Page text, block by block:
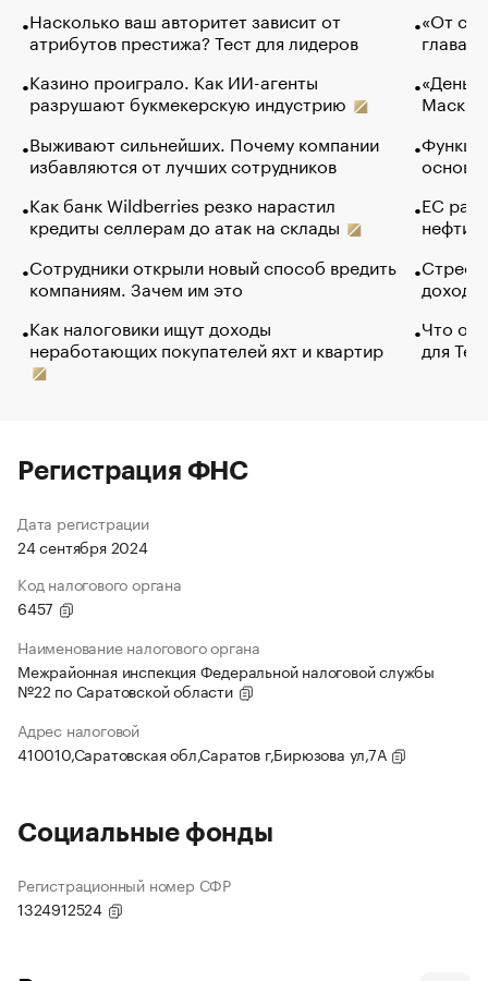
Насколько ваш авторитет зависит от
атрибутов престижа? Тест для лидеров
Казино проиграло. Как ИИ-агенты
разрушают букмекерскую индустрию
Выживают сильнейших. Почему компании
избавляются от лучших сотрудников
Как банк Wildberries резко нарастил
кредиты селлерам до атак на склады
Сотрудники открыли новый способ вредить
компаниям. Зачем им это
Как налоговики ищут доходы
неработающих покупателей яхт и квартир
«От
глава
Маск в
основ
ЕС
нефти
Что
для
Регистрация ФНС
Дата регистрации
24 сентября 2024
Код налогового органа
6457
Наименование налогового органа
Межрайонная инспекция Федеральной налоговой службы
№22 по Саратовской области
Адрес налоговой
410010,Саратовская обл,Саратов г,Бирюзова ул,7А
Социальные фонды
Регистрационный номер СФР
1324912524